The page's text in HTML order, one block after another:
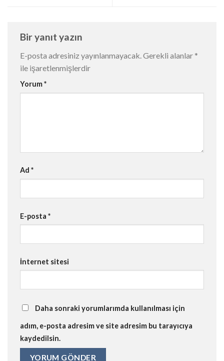
Bir yanıt yazın
E-posta adresiniz yayınlanmayacak.Gerekli alanlar *
ile işaretlenmişlerdir
Yorum*
Ad *
E-posta *
İnternet sitesi
Daha sonraki yorumlarımda kullanılması için
adım, e-posta adresim ve site adresim bu tarayıcıya
kaydedilsin.